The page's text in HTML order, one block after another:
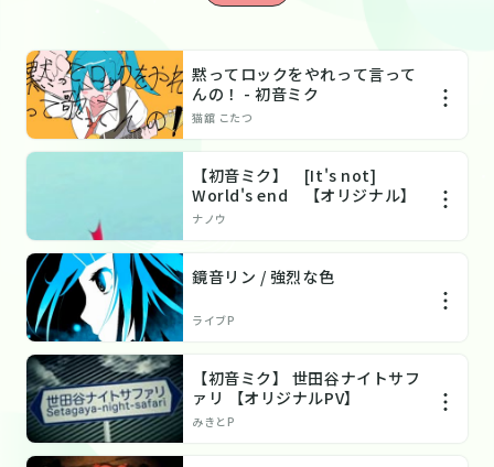
黙ってロックをやれって言って
んの！ - 初音ミク
猫舘 こたつ
【初音ミク】 [It's not]
World's end 【オリジナル】
ナノウ
鏡音リン / 強烈な色
ライブP
【初音ミク】 世田谷ナイトサフ
ァリ 【オリジナルPV】
みきとP